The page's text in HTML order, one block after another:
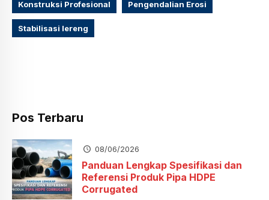
Konstruksi Profesional Pengendalian Erosi
Stabilisasi lereng
Pos Terbaru
08/06/2026
Panduan Lengkap Spesifikasi dan
Referensi Produk Pipa HDPE
Corrugated